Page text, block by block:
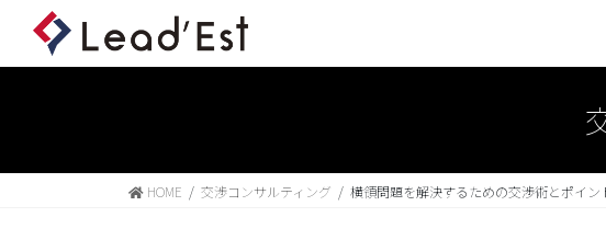
HOME 交渉コンサルティング 横領問題を解決するための交渉術とポイン